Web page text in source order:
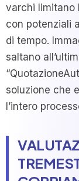
varchi limitano
con potenziali
di tempo.
saltano
soluzione che
l’intero